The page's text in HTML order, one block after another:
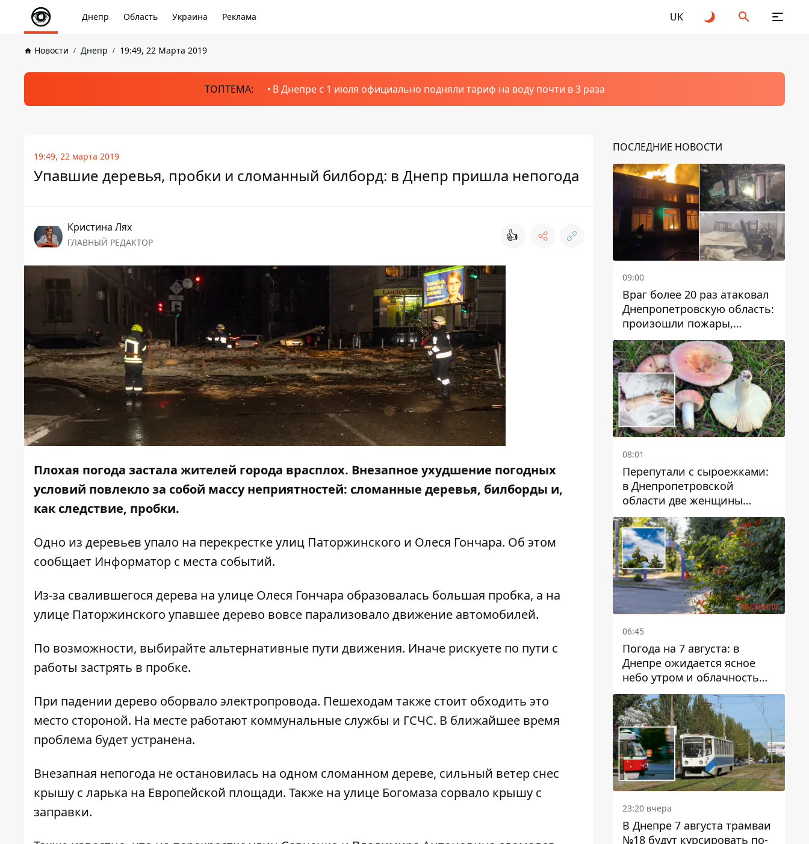
Днепр Область Украина Реклама UK
Новости Днепр 19:49, 22 Марта 2019
ТОПТЕМА: В Днепре с 1 июля официально подняли тариф на воду почти в 3 раза
19:49, 22 марта 2019
Упавшие деревья, пробки и сломанный билборд: в Днепр пришла непогода
Кристина Лях
ГЛАВНЫЙ РЕДАКТОР 👍
Плохая погода застала жителей города врасплох. Внезапное ухудшение погодных
условий повлекло за собой массу неприятностей: сломанные деревья, билборды и,
как следствие, пробки.
Одно из деревьев упало на перекрестке улиц Паторжинского и Олеся Гончара. Об этом
сообщает Информатор с места событий.
Из-за свалившегося дерева на улице Олеся Гончара образовалась большая пробка, а на
улице Паторжинского упавшее дерево вовсе парализовало движение автомобилей.
По возможности, выбирайте альтернативные пути движения. Иначе рискуете по пути с
работы застрять в пробке.
При падении дерево оборвало электропровода. Пешеходам также стоит обходить это
место стороной. На месте работают коммунальные службы и ГСЧС. В ближайшее время
проблема будет устранена.
Внезапная непогода не остановилась на одном сломанном дереве, сильный ветер снес
крышу с ларька на Европейской площади. Также на улице Богомаза сорвало крышу с
заправки.
ПОСЛЕДНИЕ НОВОСТИ
09:00
Враг более 20 раз атаковал
Днепропетровскую область:
произошли пожары,
повреждены дома,
инфраструктура и авто
08:01
Перепутали с сыроежками:
в Днепропетровской
области две женщины
отравились грибами
06:45
Погода на 7 августа: в
Днепре ожидается ясное
небо утром и облачность
после обеда
23:20 вчера
В Днепре 7 августа трамваи
№18 будут курсировать по-